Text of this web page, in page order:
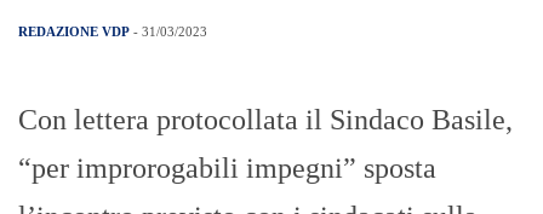
REDAZIONE VDP - 31/03/2023
Con lettera protocollata il Sindaco Basile,
“per improrogabili impegni” sposta